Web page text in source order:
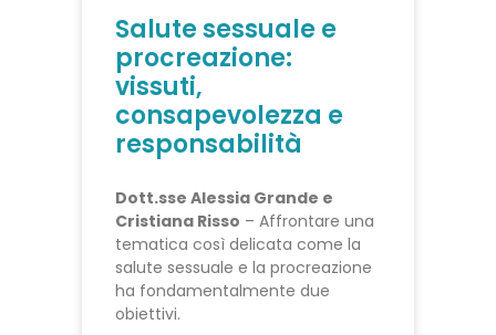
Salute sessuale e
procreazione:
vissuti,
consapevolezza e
responsabilità
Dott.sse Alessia Grande e
Cristiana Risso – Affrontare una
tematica così delicata come la
salute sessuale e la procreazione
ha fondamentalmente due
obiettivi.